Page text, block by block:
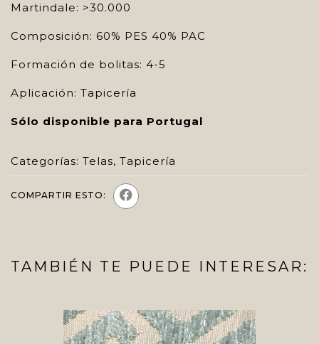
Martindale: >30.000
Composición: 60% PES 40% PAC
Formación de bolitas: 4-5
Aplicación: Tapicería
Sólo disponible para Portugal
Categorías: Telas, Tapicería
COMPARTIR ESTO:
TAMBIÉN TE PUEDE INTERESAR: